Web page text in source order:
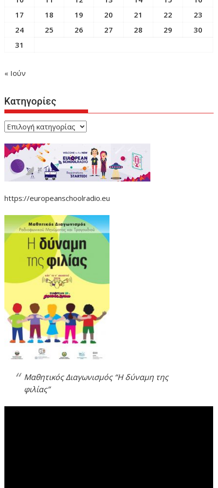
17
18 19 20 21 22
23
24
25 26 27 28 29
30
31
« Ιούν
Κατηγορίες
Κατηγορίες
https://europeanschoolradio.eu
Μαθητικός Διαγωνισμός “Η δύναμη της
φιλίας”